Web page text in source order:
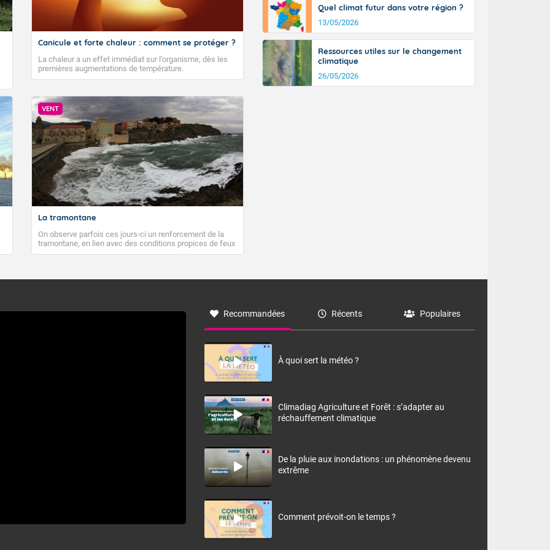
Canicule et forte chaleur : comment se protéger ?
La chaleur a un effet immédiat sur l’organisme, dès les
premières augmentations de température.
VENT
La tramontane
On observe parfois ces jours-ci un renforcement de la
tramontane, en lien avec des conditions propices de feux
de forêt. Mais qu'est-ce que la tramontane ? Quelles sont
à nord-ouest, dans un secteur qui part du Roussillon à la
monts, en allusion aux régions montagneuses d’où
Quel climat futur dans votre région ?
13/05/2026
Ressources utiles sur le changement
climatique
26/05/2026
Recommandées Récents Populaires
À quoi sert la météo ?
Climadiag Agriculture et Forêt : s’adapter au
réchauffement climatique
De la pluie aux inondations : un phénomène devenu
extrême
Comment prévoit-on le temps ?